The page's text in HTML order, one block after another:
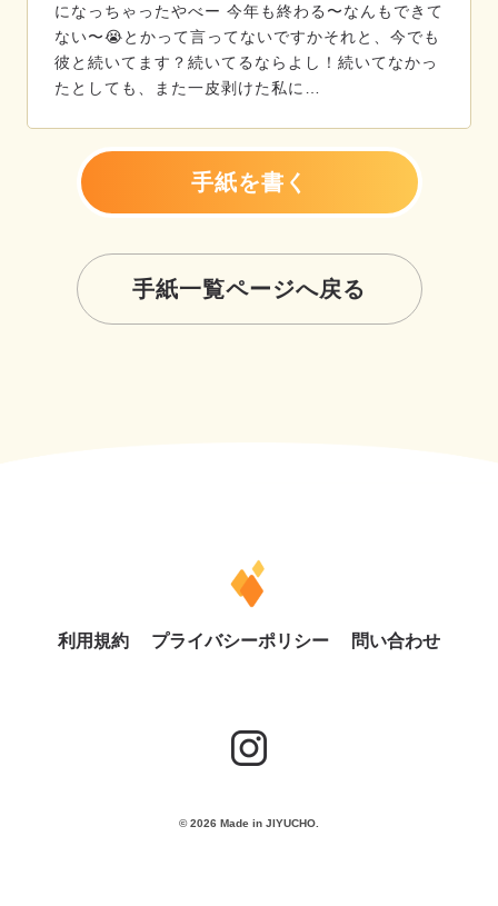
になっちゃったやべー 今年も終わる〜なんもできて
ない〜😭とかって言ってないですかそれと、今でも
彼と続いてます？続いてるならよし！続いてなかっ
たとしても、また一皮剥けた私に…
手紙を書く
手紙一覧ページへ戻る
利用規約 プライバシーポリシー 問い合わせ
© 2026 Made in JIYUCHO.